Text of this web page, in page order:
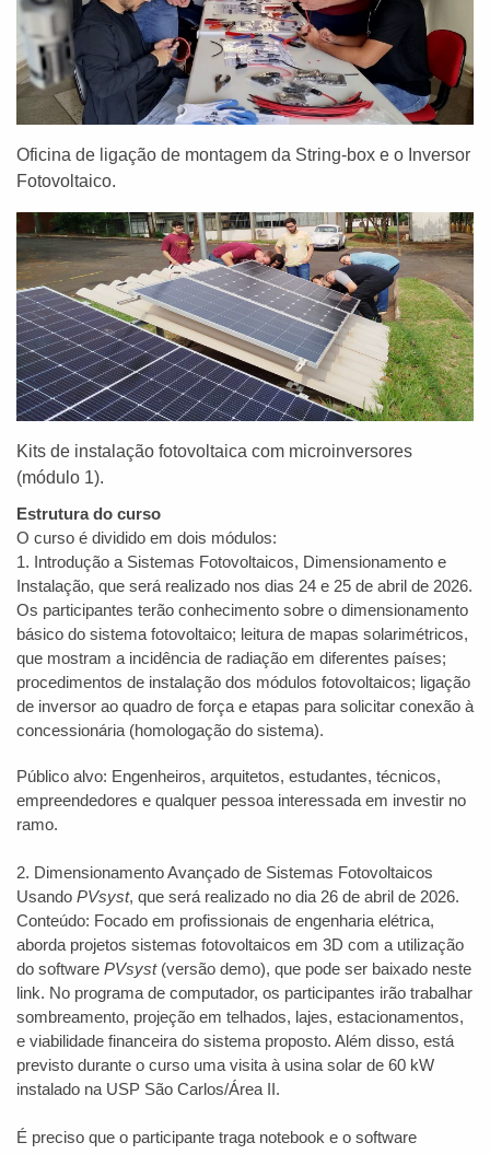
Oficina de ligação de montagem da String-box e o Inversor
Fotovoltaico.
Kits de instalação fotovoltaica com microinversores
(módulo 1).
Estrutura do curso
O curso é dividido em dois módulos:
1. Introdução a Sistemas Fotovoltaicos, Dimensionamento e
Instalação, que será realizado nos dias 24 e 25 de abril de 2026.
Os participantes terão conhecimento sobre o dimensionamento
básico do sistema fotovoltaico; leitura de mapas solarimétricos,
que mostram a incidência de radiação em diferentes países;
procedimentos de instalação dos módulos fotovoltaicos; ligação
de inversor ao quadro de força e etapas para solicitar conexão à
concessionária (homologação do sistema).
Público alvo: Engenheiros, arquitetos, estudantes, técnicos,
empreendedores e qualquer pessoa interessada em investir no
ramo.
2. Dimensionamento Avançado de Sistemas Fotovoltaicos
Usando PVsyst, que será realizado no dia 26 de abril de 2026.
Conteúdo: Focado em profissionais de engenharia elétrica,
aborda projetos sistemas fotovoltaicos em 3D com a utilização
do software PVsyst(versão demo), que pode ser baixado neste
link. No programa de computador, os participantes irão trabalhar
sombreamento, projeção em telhados, lajes, estacionamentos,
e viabilidade financeira do sistema proposto. Além disso, está
previsto durante o curso uma visita à usina solar de 60 kW
instalado na USP São Carlos/Área II.
É preciso que o participante traga notebook e o software